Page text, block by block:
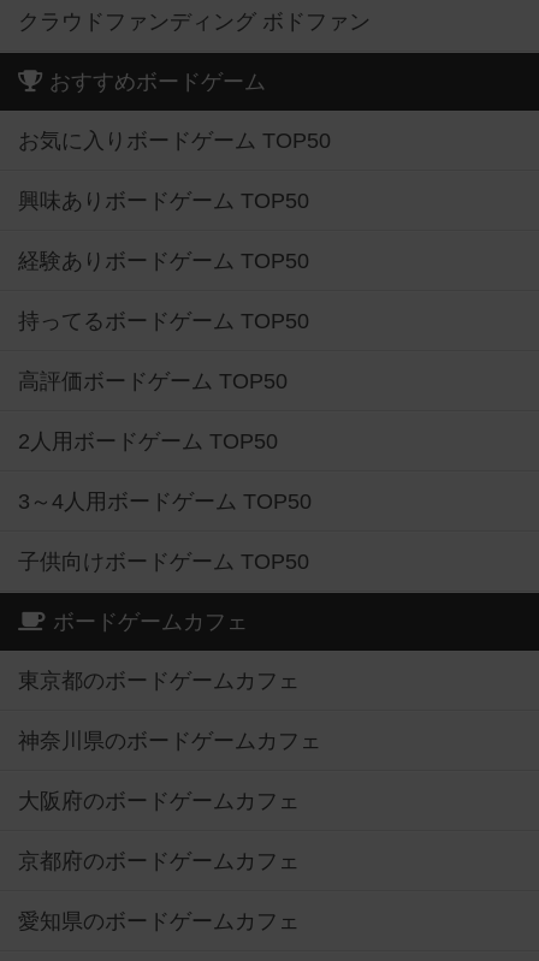
クラウドファンディング ボドファン
おすすめボードゲーム
お気に入りボードゲーム TOP50
興味ありボードゲーム TOP50
経験ありボードゲーム TOP50
持ってるボードゲーム TOP50
高評価ボードゲーム TOP50
2人用ボードゲーム TOP50
3～4人用ボードゲーム TOP50
子供向けボードゲーム TOP50
ボードゲームカフェ
東京都のボードゲームカフェ
神奈川県のボードゲームカフェ
大阪府のボードゲームカフェ
京都府のボードゲームカフェ
愛知県のボードゲームカフェ